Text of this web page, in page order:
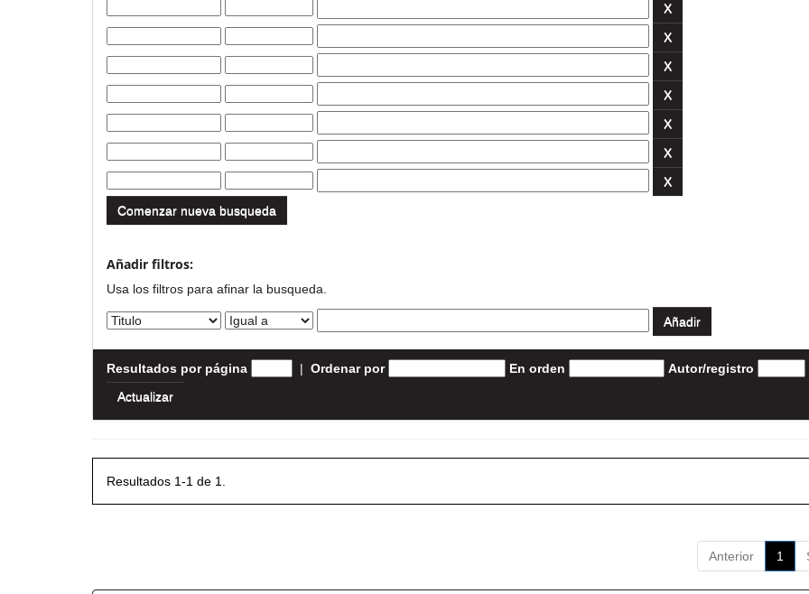
Comenzar nueva busqueda
Añadir filtros:
Usa los filtros para afinar la busqueda.
Resultados por página | Ordenar por En orden Autor/registro
Resultados 1-1 de 1.
Anterior 1